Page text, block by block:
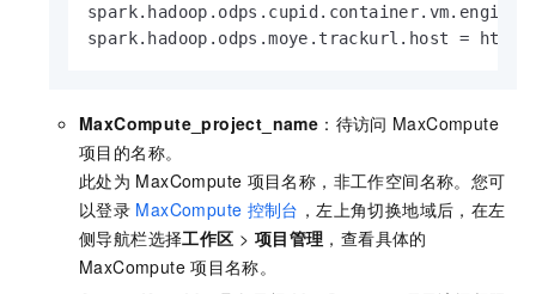
spark.hadoop.odps.moye.trackurl.host =
MaxCompute_project_name ：待访问 MaxCompute
项目的名称。
此处为 MaxCompute 项目名称，非工作空间名称。您可
以登录 MaxCompute 控制台 ，左上角切换地域后，在左
侧导航栏选择工作区 > 项目管理 ，查看具体的
MaxCompute 项目名称。